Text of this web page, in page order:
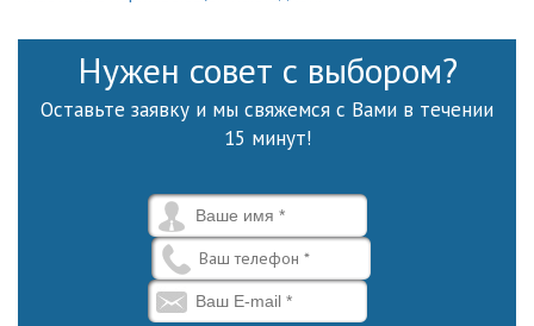
Нужен совет с выбором?
Оставьте заявку и мы свяжемся с Вами в течении
15 минут!